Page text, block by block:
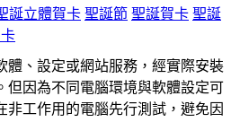
誕立體賀卡 聖誕節 聖誕賀卡 聖誕
體、設定或網站服務，經實際安裝
但因為不同電腦環境與軟體設定可
非工作用的電腦先行測試，避免因